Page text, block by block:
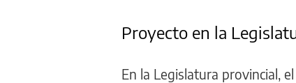
Proyecto en la
En la Legislatura provincial,